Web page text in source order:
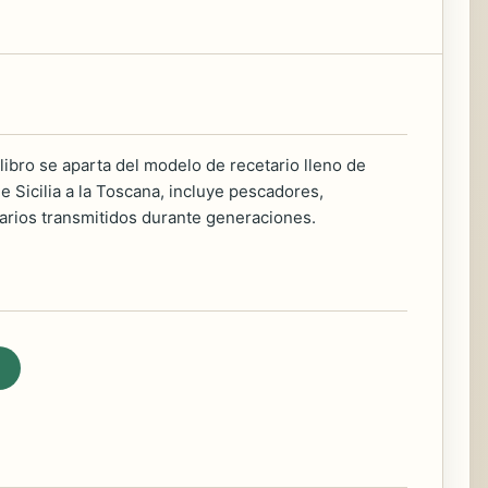
se aparta del modelo de recetario lleno de
a la Toscana, incluye pescadores,
transmitidos durante generaciones.